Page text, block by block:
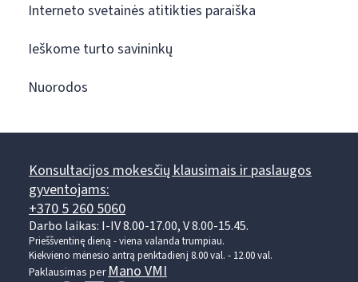
Interneto svetainės atitikties paraiška
Ieškome turto savininkų
Nuorodos
Konsultacijos mokesčių klausimais ir paslaugos
gyventojams:
+370 5 260 5060
Darbo laikas: I-IV 8.00-17.00, V 8.00-15.45.
Prieššventinę dieną - viena valanda trumpiau.
Kiekvieno mėnesio antrą penktadienį 8.00 val. - 12.00 val.
Paklausimas perMano VMI